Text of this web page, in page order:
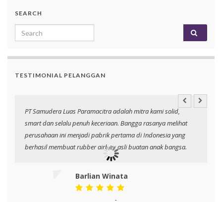
SEARCH
Search for:
TESTIMONIAL PELANGGAN
PT Samudera Luas Paramacitra adalah mitra kami solid,
smart dan selalu penuh keceriaan. Bangga rasanya melihat
perusahaan ini menjadi pabrik pertama di Indonesia yang
berhasil membuat rubber airbag asli buatan anak bangsa.
Barlian Winata
-